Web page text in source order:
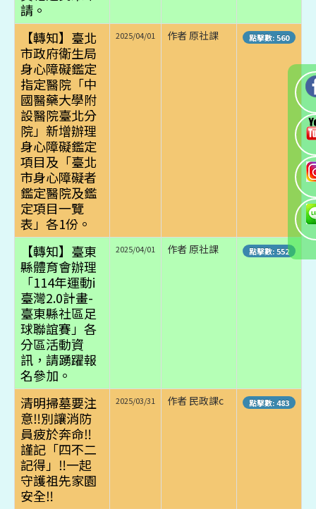
請。
【轉知】臺北
市政府衛生局
身心障礙鑑定
指定醫院「中
國醫藥大學附
設醫院臺北分
院」新增辦理
身心障礙鑑定
項目及「臺北
市身心障礙者
鑑定醫院及鑑
定項目一覽
表」各1份。
2025/04/01 作者 原社課 點擊數: 560
【轉知】臺東
縣體育會辦理
「114年運動i
臺灣2.0計畫-
臺東縣社區足
球聯誼賽」各
分區活動資
訊，請踴躍報
名參加。
2025/04/01 作者 原社課 點擊數: 552
清明掃墓要注
意‼️別讓消防
員疲於奔命‼️
謹記「四不二
記得」‼️一起
守護祖先家園
安全‼️
2025/03/31 作者 民政課c 點擊數: 483